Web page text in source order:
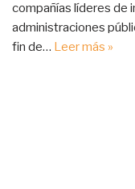
compañías líderes de
administraciones
fin de… Leer más »